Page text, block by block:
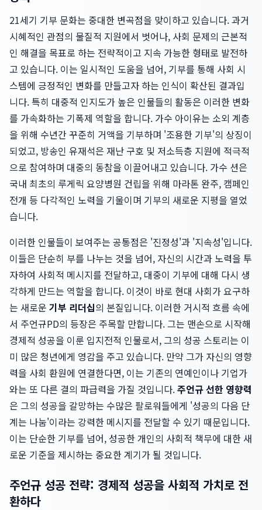
21세기 기부 문화는 중대한 변곡점을 맞이하고 있습니다. 과거
시혜적인 관점의 물질적 지원에서 벗어나, 사회 문제의 근본적
인 해결을 목표로 하는 전략적이고 지속 가능한 형태로 발전하
고 있습니다. 이는 일시적인 도움을 넘어, 기부를 통해 사회 시
스템에 긍정적인 변화를 만들고자 하는 인식이 확산된 결과입
니다. 특히 대중적 인지도가 높은 인물들의 활동은 이러한 변화
를 가속화하는 기폭제 역할을 합니다. 가수 아이유는 소외 계층
을 위해 수년간 꾸준히 거액을 기부하며 '조용한 기부'의 상징이
되었고, 방송인 유재석은 재난 구호 및 저소득층 지원에 적극적
으로 참여하며 대중의 동참을 이끌어내고 있습니다. 가수 션은
국내 최초의 루게릭 요양병원 건립을 위해 마라톤 완주, 캠페인
전개 등 다각적인 노력을 기울이며 기부의 새로운 지평을 열었
습니다.
이러한 인물들이 보여주는 공통점은 '진정성'과 '지속성'입니다.
이들은 단순히 부를 나누는 것을 넘어, 자신의 시간과 노력을 투
자하여 사회적 메시지를 전달하고, 대중이 기부에 대해 다시 생
각하게 만드는 역할을 합니다. 이것이 바로 현대 사회가 요구하
는 새로운 기부 리더십의 본질입니다. 이러한 거시적 흐름 속에
서 주언규PD의 등장은 주목할 만합니다. 그는 맨손으로 시작해
경제적 성공을 이룬 입지전적 인물로서, 그의 성공 스토리는 이
미 많은 청년에게 영감을 주고 있습니다. 만약 그가 자신의 영향
력을 사회 환원에 연결한다면, 이는 기존의 연예인이나 기업가
와는 또 다른 결의 파급력을 가질 것입니다.주언규 선한 영향력
은 그의 성공을 갈망하는 수많은 팔로워들에게 '성공의 다음 단
계는 나눔'이라는 강력한 메시지를 전달할 수 있기 때문입니다.
이는 단순한 기부를 넘어, 성공한 개인의 사회적 책무에 대한 새
로운 기준을 제시하는 중요한 계기가 될 것입니다.
주언규 성공 전략: 경제적 성공을 사회적 가치로 전
환하다